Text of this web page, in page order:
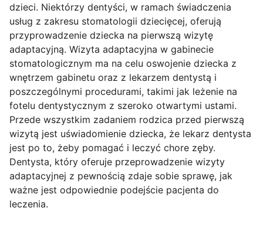
dzieci. Niektórzy dentyści, w ramach świadczenia
usług z zakresu stomatologii dziecięcej, oferują
przyprowadzenie dziecka na pierwszą wizytę
adaptacyjną. Wizyta adaptacyjna w gabinecie
stomatologicznym ma na celu oswojenie dziecka z
wnętrzem gabinetu oraz z lekarzem dentystą i
poszczególnymi procedurami, takimi jak leżenie na
fotelu dentystycznym z szeroko otwartymi ustami.
Przede wszystkim zadaniem rodzica przed pierwszą
wizytą jest uświadomienie dziecka, że lekarz dentysta
jest po to, żeby pomagać i leczyć chore zęby.
Dentysta, który oferuje przeprowadzenie wizyty
adaptacyjnej z pewnością zdaje sobie sprawę, jak
ważne jest odpowiednie podejście pacjenta do
leczenia.